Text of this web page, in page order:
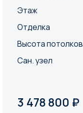
Этаж
Отделка
Высота потолков
Сан. узел
3 478 800 ₽